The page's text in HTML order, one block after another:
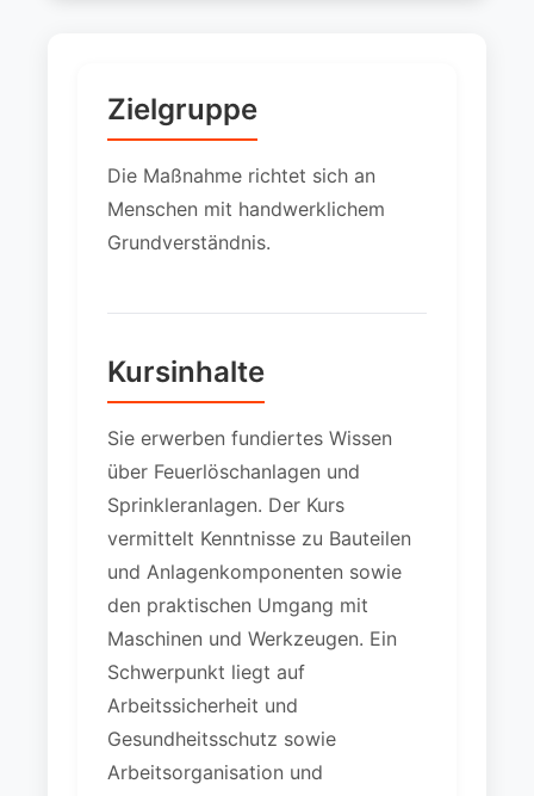
Zielgruppe
Die Maßnahme richtet sich an
Menschen mit handwerklichem
Grundverständnis.
Kursinhalte
Sie erwerben fundiertes Wissen
über Feuerlöschanlagen und
Sprinkleranlagen. Der Kurs
vermittelt Kenntnisse zu Bauteilen
und Anlagenkomponenten sowie
den praktischen Umgang mit
Maschinen und Werkzeugen. Ein
Schwerpunkt liegt auf
Arbeitssicherheit und
Gesundheitsschutz sowie
Arbeitsorganisation und